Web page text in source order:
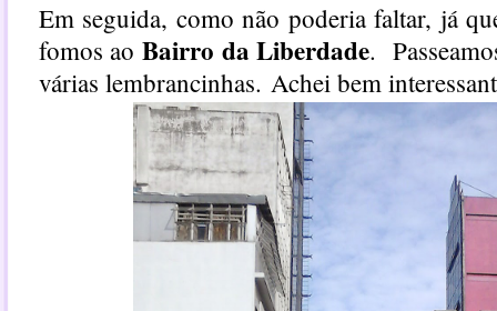
Em seguida, como não poderia faltar, já
fomos ao Bairro da Liberdade.
várias lembrancinhas. Achei bem